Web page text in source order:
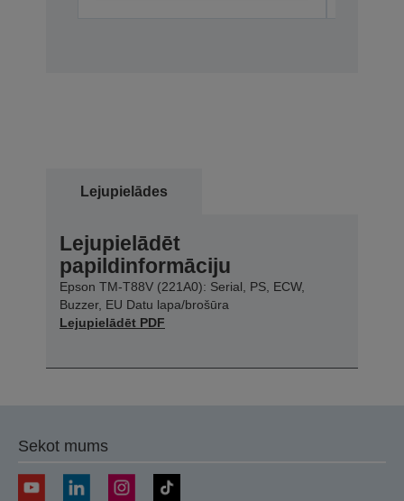
Lejupielādes
Lejupielādēt
papildinformāciju
Epson TM-T88V (221A0): Serial, PS, ECW,
Buzzer, EU Datu lapa/brošūra
Lejupielādēt PDF
Sekot mums